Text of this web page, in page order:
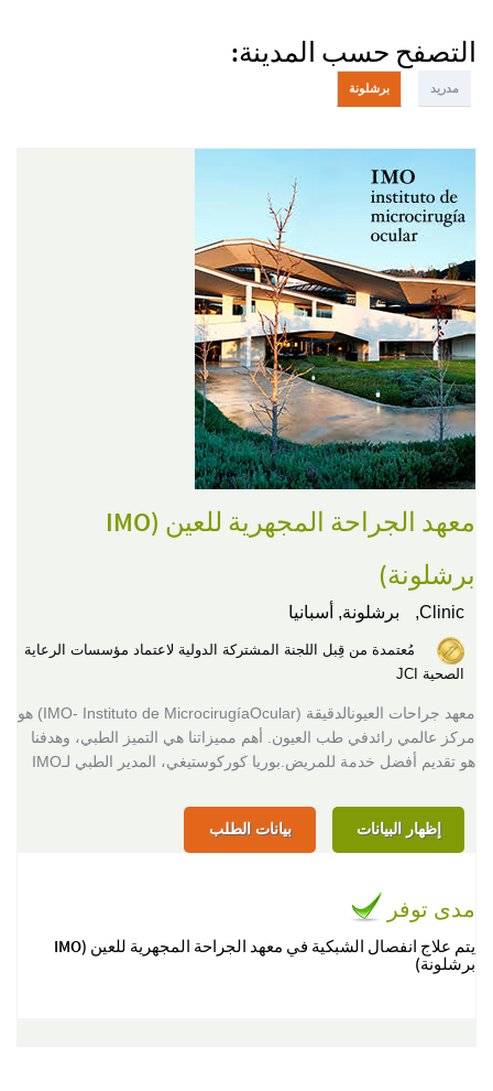
التصفح حسب المدينة:
مدريد برشلونة
معهد الجراحة المجهرية للعين (IMO
برشلونة)
Clinic, برشلونة, أسبانيا
مُعتمدة من قِبل اللجنة المشتركة الدولية لاعتماد مؤسسات الرعاية
الصحية JCI
معهد جراحات العيونالدقيقة (IMO- Instituto de MicrocirugíaOcular) هو
مركز عالمي رائدفي طب العيون. أهم مميزاتنا هي التميز الطبي، وهدفنا
هو تقديم أفضل خدمة للمريض.بوريا كوركوستيغي، المدير الطبي لـIMO
إظهار البيانات بيانات الطلب
مدى توفر
يتم علاج انفصال الشبكية في معهد الجراحة المجهرية للعين (IMO
برشلونة)